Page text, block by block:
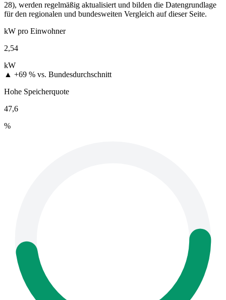
28), werden regelmäßig aktualisiert und bilden die Datengrundlage
für den regionalen und bundesweiten Vergleich auf dieser Seite.
kW pro Einwohner
2,54
kW
▲ +69 % vs. Bundesdurchschnitt
Hohe Speicherquote
47,6
%